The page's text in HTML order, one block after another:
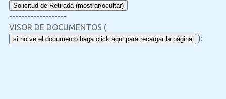
Solicitud de Retirada (mostrar/ocultar)
-------------------
VISOR DE DOCUMENTOS (
si no ve el documento haga click aqui para recargar la página ):